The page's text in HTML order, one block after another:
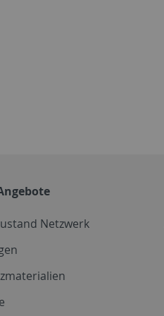
Netzwerk